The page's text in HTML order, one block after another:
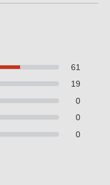
61
19
0
0
0